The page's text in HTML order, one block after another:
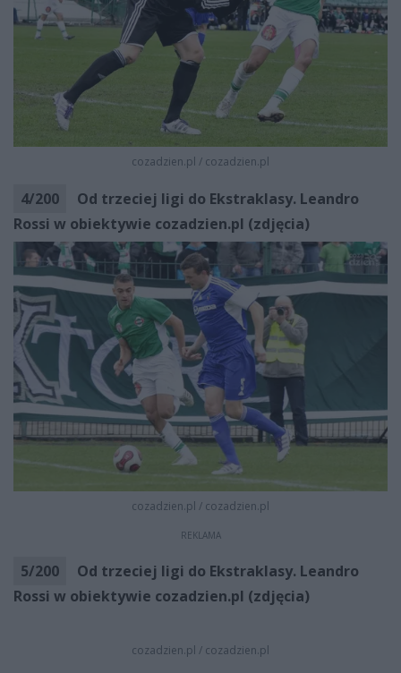
cozadzien.pl / cozadzien.pl
4/200
Od trzeciej ligi do Ekstraklasy. Leandro
Rossi w obiektywie cozadzien.pl (zdjęcia)
cozadzien.pl / cozadzien.pl
REKLAMA
5/200
Od trzeciej ligi do Ekstraklasy. Leandro
Rossi w obiektywie cozadzien.pl (zdjęcia)
cozadzien.pl / cozadzien.pl